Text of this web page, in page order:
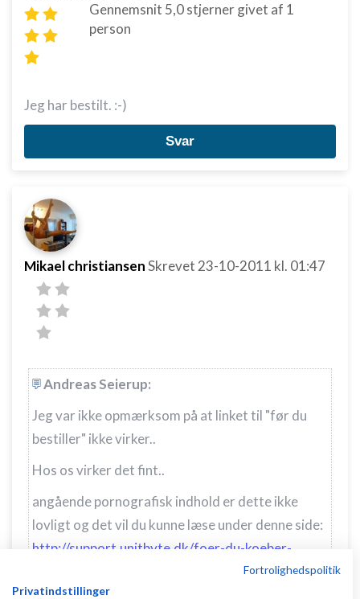
Gennemsnit 5,0stjerner givet af 1
person
Jeg har bestilt. :-)
Svar
Mikael christiansenSkrevet 23-10-2011 kl. 01:47
Andreas Seierup:
Jeg var ikke opmærksom på at linket til "før du
bestiller" ikke virker..
Hos os virker det fint..
angående pornografisk indhold er dette ikke
lovligt og det vil du kunne læse under denne side:
http://support.unitbyte.dk/foer-du-koeber-
Fortrolighedspolitik
Privatindstillinger